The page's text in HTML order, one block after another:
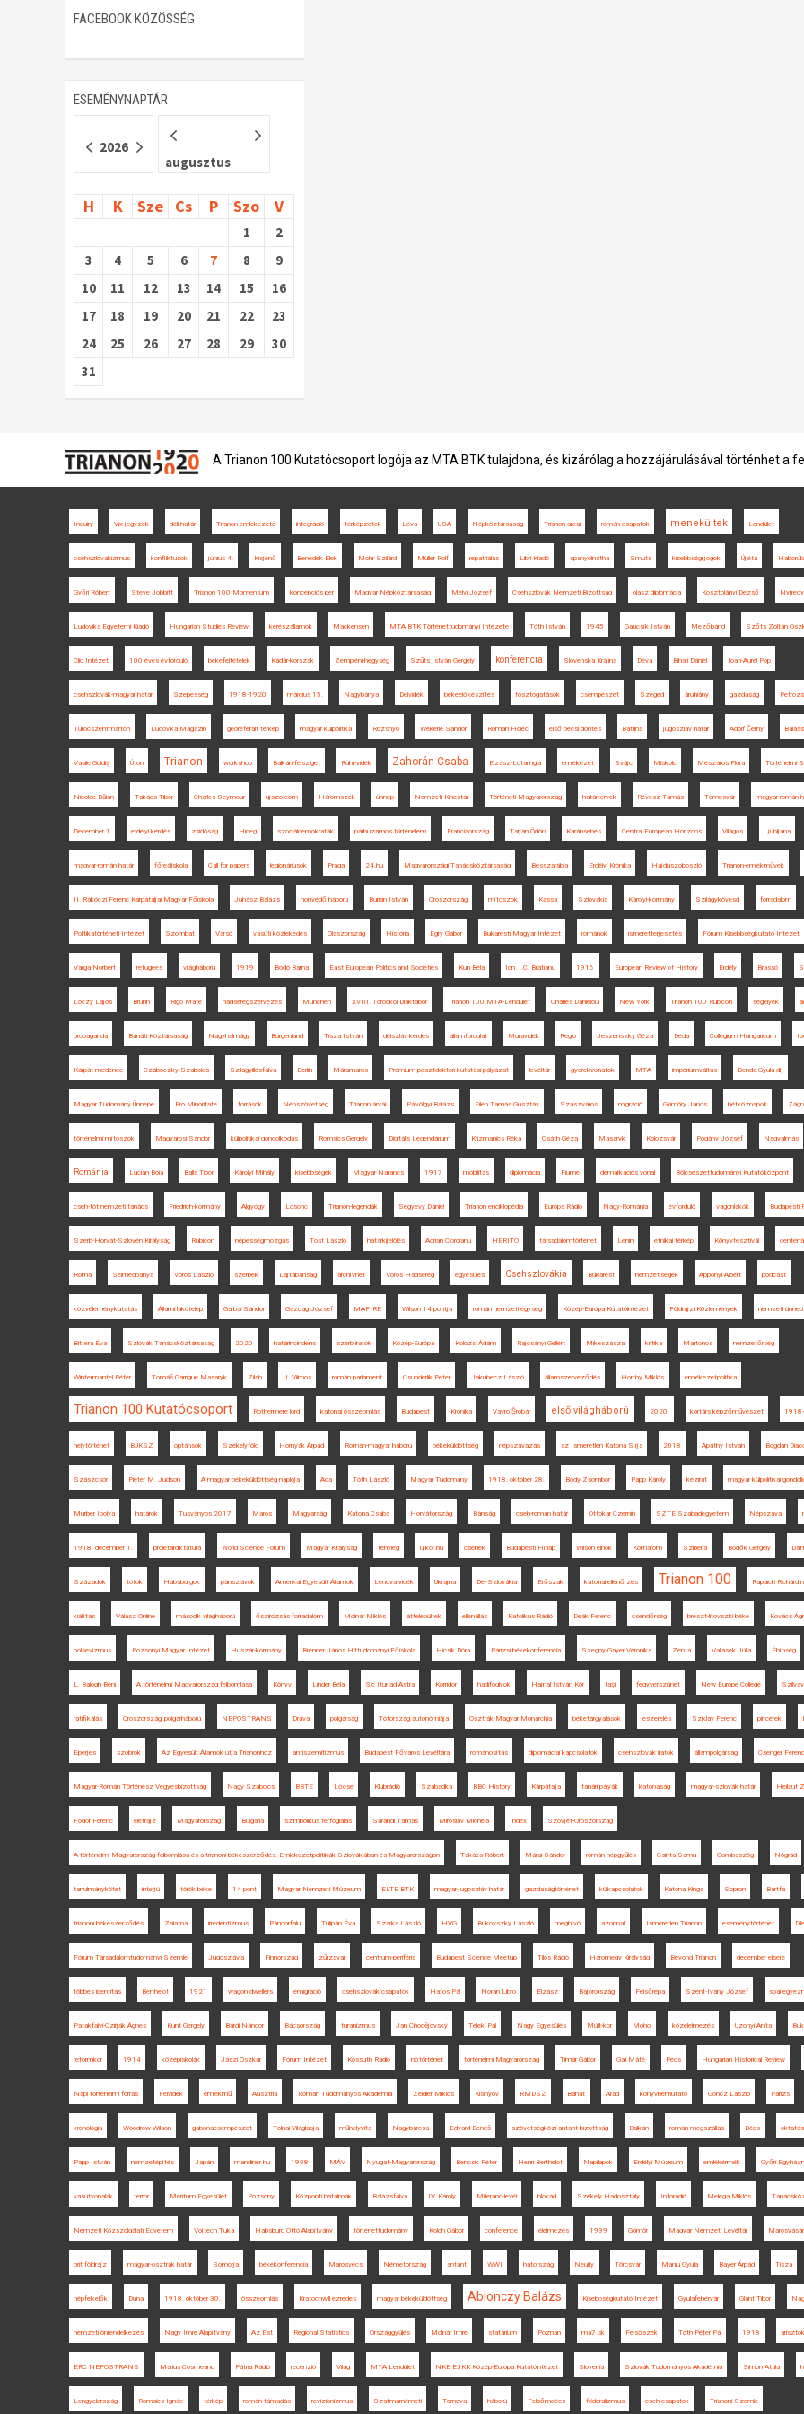
FACEBOOK KÖZÖSSÉG
ESEMÉNYNAPTÁR
2026
augusztus
H K Sze Cs P Szo V
1
2
3
4 5 6 7 8
9
10
11 12 13 14 15
16
17
18 19 20 21 22
23
24
25 26 27 28 29
30
31
A Trianon 100 Kutatócsoport logója az MTA BTK tulajdona, és kizárólag a hozzájárulásával történhet a
Inquiry Vix-jegyzék déli határ Trianon emlékezete integráció térképzetek Léva USA Népköztársaság Trianon arcai román csapatok menekültek Lendület
csehszlovakizmus konfliktusok június 4. Kisjenő Benedek Elek Mohr Szilárd Müller Rolf repatriálás Libri Kiadó spanyolnátha Smuts kisebbségi jogok Újléta
Győri Róbert Steve Jobbitt Trianon 100 Momentum koncepciós per Magyar Népköztársaság Mélyi József Csehszlovák Nemzeti Bizottság olasz diplomácia Kosztolányi Dezső
Ludovika Egyetemi Kiadó Hungarian Studies Review kérészállamok Mackensen MTA BTK Történettudományi Intézete Tóth István 1945 Gaucsík István Mezőbánd Szőts Zoltán
Clio Intézet 100 éves évforduló békefeltételek Kádár-korszak Zempléni-hegység Szűts István Gergely konferencia Slovenska Krajina Déva Bihari Dániel Ioan-Aurel Pop
csehszlovák-magyar határ Szepesség 1918-1920 március 15. Nagybánya Délvidék békeelőkészítés fosztogatások csempészet Szeged áruhiány gazdaság
Turócszentmárton Ludovika Magazin georeferált térkép magyar külpolitika Rozsnyó Wekerle Sándor Roman Holec első bécsi döntés Batrina jugoszláv határ Adolf Černý
Vasile Goldiș Úton Trianon workshop Balkán-félsziget Ruhr-vidék Zahorán Csaba Elzász-Lotaringia emlékezet Svájc Miskolc Mészáros Flóra Történelmi
Nicolae Bălan Takács Tibor Charles Seymour ujszo.com Háromszék ünnep Nemzeti Kincstár Történeti Magyarország határtervek Révész Tamás Temesvár magyar-román
December 1 erdélyi kérdés zsidóság Hideg szociáldemokraták párhuzamos történelem Franciaország Tarján Ödön Karánsebes Central European Horizons Világos Ljubljana
magyar-román határ főreáliskola Call for papers legionáriusok Prága 24.hu Magyarországi Tanácsköztársaság Besszarábia Erdélyi Krónika Hajdúszoboszló Trianon-emlékművek
II. Rákóczi Ferenc Kárpátaljai Magyar Főiskola Juhász Balázs honvédő háború Burián István Oroszország mítoszok Kassa Szlovákia Károlyi-kormány Szilágykövesd forradalom
Politikatörténeti Intézet Szombat Varsó vasúti közlekedés Olaszország História Egry Gábor Bukaresti Magyar Intézet románok ismeretterjesztés Fórum Kisebbségkutató Intézet
Varga Norbert refugees világháború 1919 Bodó Barna East European Politics and Societies Kun Béla Ion. I.C. Brătianu 1916 European Review of History Erdély Brassó
Lóczy Lajos Brünn Rigó Máté hadseregszervezés München XVIII. Torockói Diáktábor Trianon 100 MTA-Lendület Charles Daniélou New York Trianon 100 Rubicon segélyek
propaganda Bánáti Köztársaság Nagyhalmágy Burgenland Tisza István délszláv kérdés államfordulat Muravidék Regio Jeszenszky Géza Déda Collegium Hungaricum
Kárpát-medence Czáboczky Szabolcs Szilágyillésfalva Berlin Máramaros Prémium posztdoktori kutatási pályázat levéltár gyerekvonatok MTA impériumváltás Benda Gyula-díj
Magyar Tudomány Ünnepe Pro Minoritate források Népszövetség Trianon árvái Pálvölgyi Balázs Filep Tamás Gusztáv Szászváros migráció Gömöry János hétköznapok
történelmi mítoszok Magyarosi Sándor külpolitikai gondolkodás Romsics Gergely Digitális Legendárium Krizmanics Réka Csáth Géza Masaryk Kolozsvár Pogány József Nagyalmás
Románia Lucian Boia Balla Tibor Károlyi Mihály kisebbségek Magyar Narancs 1917 mobilitás diplomácia Fiume demarkációs vonal Bölcsészettudományi Kutatóközpont
cseh-tót nemzeti tanács Friedrich-kormány Algyógy Losonc Trianon-legendák Segyevy Dániel Trianon enciklopédia Európa Rádió Nagy-Románia évforduló vagonlakók Budapesti
Szerb-Horvát-Szlovén Királyság Rubicon népességmozgás Tost László határkijelölés Adrian Cioroianu HERITO társadalomtörténet Lenin etnikai térkép Könyvfesztivál
Róma Selmecbánya Vörös László szerbek Lajtabánság archívnet Vörös Hadsereg egyesülés Csehszlovákia Bukarest nemzetiségek Apponyi Albert podcast
közvéleménykutatás Állami lakótelep Garbai Sándor Gazdag József MAPIRE Wilson 14 pontja román nemzeti egység Közép-Európa Kutatóintézet Földrajzi Közlemények nemzeti ünnep
Bittera Éva Szlovák Tanácsköztársaság 2020 határincindens szerb iratok Közép-Európa Kolozsi Ádám Rajcsányi Gellért Mikeszásza kritika Martonos nemzetőrség
Wintermantel Péter Tomáš Garrigue Masaryk Zilah II. Vilmos román parlament Csunderlik Péter Jakubecz László államszerveződés Horthy Miklós emlékezetpolitika
Trianon 100 Kutatócsoport Rothermere lord katonai összeomlás Budapest Krónika Vavro Šrobár első világháború 2020. kortárs képzőművészet
helytörténet BUKSZ optánsok Székelyföld Hornyák Árpád Román-magyar háború békeküldöttség népszavazás az Ismeretlen Katona Sírja 2018 Apáthy István Bogdan
Szászcsór Pieter M. Judson A magyar békeküldöttség naplója Ada Tóth László Magyar Tudomány 1918. október 28. Bódy Zsombor Papp Károly kézirat magyar külpolitikai
Murber Ibolya határok Tusványos 2017 Maros Magyarság Katona Csaba Horvátország Bánság cseh-román határ Ottokar Czernin SZTE Szabadegyetem Népszava
1918. december 1. proletárdiktatúra World Science Forum Magyar Királyság tényleg ujkor.hu csehek Budapesti Hírlap Wilson elnök Komárom Szibéria Bödők Gergely
Századok tótok Habsburgok pánszlávok Amerikai Egyesült Államok Lendva-vidék Ukrajna Dél-Szlovákia Erőszak katonai ellenőrzés Trianon 100 Rapaich Richárd
kiállítás Válasz Online második világháború őszirózsás forradalom Molnár Miklós áttelepültek ellenállás Katolikus Rádió Deák Ferenc csendőrség breszt-litovszki béke Kovács
bolsevizmus Pozsonyi Magyar Intézet Huszár-kormány Brenner János Hittudományi Főiskola Hicsik Dóra Párizsi békekonferencia Szeghy-Gayer Veronika Zenta Vallasek Júlia Éhínség
L. Balogh Béni A történelmi Magyarország felbomlása Könyv Linder Béla Sic Itur ad Astra Korridor hadifoglyok Hajnal István Kör Iaşi fegyverszünet New Europe College
ratifikálás Oroszországi polgárháború NEPOSTRANS Dráva polgárság Tótország autonómiája Osztrák-Magyar Monarchia béketárgyalások leszerelés Sziklay Ferenc pincérek
Eperjes szobrok Az Egyesült Államok útja Trianonhoz antiszemitizmus Budapest Főváros Levéltára románosítás diplomáciai kapcsolatok csehszlovák iratok állampolgárság Csenger Ferenc
Magyar-Román Történész Vegyesbizottság Nagy Szabolcs BBTE Lőcse Klubrádió Szabadka BBC History Kárpátalja tanári pályák katonaság magyar-szlovák határ Heilauf
Fodor Ferenc életrajz Magyarország Bulgária szimbolikus térfoglalás Sárándi Tamás Miroslav Michela Index Szovjet-Oroszország
A történelmi Magyarország felbomlása és a trianoni békeszerződés. Emlékezetpolitikák Szlovákiában és Magyarországon Takács Róbert Márai Sándor román népgyűlés Csinta Samu Gombaszög Nógrád
tanulmánykötet interjú török béke 14 pont Magyar Nemzeti Múzeum ELTE BTK magyar-jugoszláv határ gazdaságtörténet külkapcsolatok Katona Kinga Sopron Bártfa
trianoni békeszerződés Zalatna irredentizmus Pándorfalu Tulipán Éva Szarka László HVG Bukovszky László meghívó azonnali Ismeretlen Trianon eseménytörténet
Fórum Társadalomtudományi Szemle Jugoszlávia Finnország zűrzavar centrum-periféria Budapest Science Meetup Tilos Rádió Háromegy Királyság Beyond Trianon december elseje
többes identitás Berthelot 1921 wagon dwellers emigráció csehszlovák csapatok Hatos Pál Noran Libro Elzász Bajorország Felsőrépa Szent-Ivány József spai
Patakfalvi-Czirják Ágnes Kunt Gergely Bárdi Nándor Bácsország turanizmus Jan Chodějovský Teleki Pál Nagy Egyesülés Múlt-kor Mohol közélelmezés Uzonyi Anita
reformkor 1914 középiskolák Jászi Oszkár Fórum Intézet Kossuth Rádió nőtörténet történelmi Magyarország Timár Gábor Gali Máté Pécs Hungarian Historical Review
Napi történelmi forrás Felvidék emlékmű Ausztria Román Tudományos Akadémia Zeidler Miklós Kisinyov RMDSZ Bánát Arad könyvbemutató Göncz László Párizs
kronológia Woodrow Wilson gabonacsempészet Tolnai Világlapja műhelyvita Nagybarcsa Edvard Beneš szövetségközi antant-bizottság Balkán román megszállás Bécs oktatás
Papp István nemzetépítés Japán mandiner.hu 1938 MÁV Nyugat-Magyarország Bencsik Péter Henri Berthelot Napilapok Erdélyi Múzeum emlékérmék Győri
vasútvonalak terror Meritum Egyesület Pozsony Központi hatalmak Balázsfalva IV. Károly Millerand-levél blokád Székely Hadosztály Inforádió Melega Miklós
Nemzeti Közszolgálati Egyetem Vojtech Tuka Habsburg Ottó Alapítvány történettudomány Koloh Gábor conference élelmezés 1939 Gömör Magyar Nemzeti Levéltár
brit földrajz magyar-osztrák határ Somorja békekonferencia Marosvécs Németország antant WWI hátország Neuilly Törcsvár Maniu Gyula Bayer Árpád Tisza
népfelkelők Duna 1918. október 30. összeomlás Kratochwill ezredes magyar békeküldöttség Ablonczy Balázs Kisebbségkutató Intézet Gyulafehérvár Glant Tibor
nemzeti önrendelkezés Nagy Imre Alapítvány Az Est Regional Statistics Országgyűlés Molnár Imre statárium Poznan ma7.sk Felsőszék Tóth Péter Pál 1918
ERC NEPOSTRANS Marius Cosmeanu Pátria Rádió recenzió Világ MTA Lendület NKE EJKK Közép-Európa Kutatóintézet Slovenia Szlovák Tudományos Akadémia Simon Attila
Lengyelország Romsics Ignác térkép román támadás revizionizmus Szatmárnémeti Tornova háború Felsőmoécs föderalizmus cseh csapatok Trianoni Szemle